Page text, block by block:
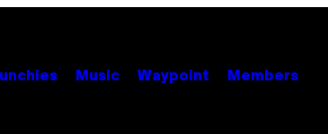
Music Waypoint Members